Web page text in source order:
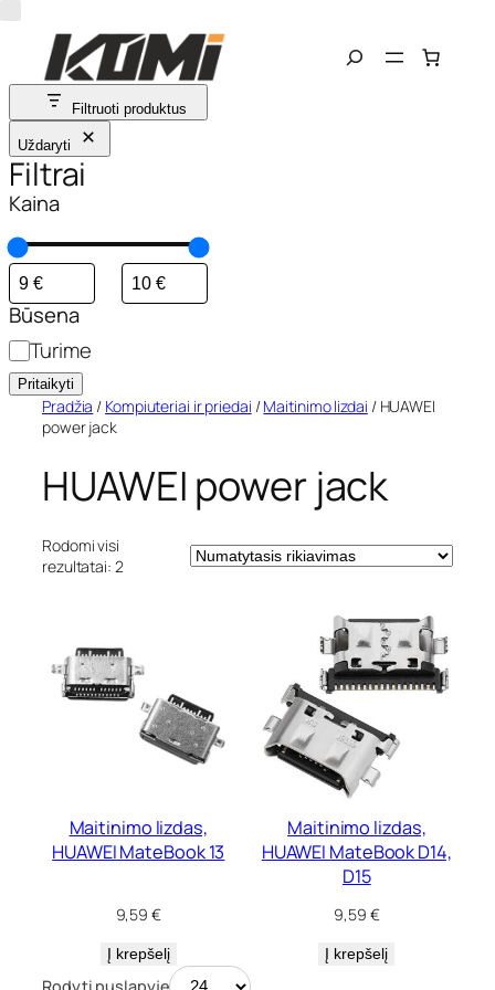
turinio
Search
Filtruoti produktus
Uždaryti
Filtrai
Kaina
Būsena
S
t
a
Turime
Pritaikyti
Pradžia / Kompiuteriai ir priedai /Maitinimo lizdai / HUAWEI
power jack
HUAWEI power jack
Rodomi visi
rezultatai: 2
Maitinimo lizdas,
HUAWEI MateBook 13
9,59€
Į krepšelį
Maitinimo lizdas,
HUAWEI MateBook D14,
D15
9,59 €
Į krepšelį